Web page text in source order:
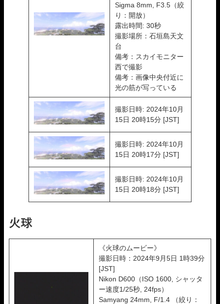
Sigma 8mm, F3.5（絞
り：開放）
露出時間: 30秒
撮影場所：石垣島天文
台
備考：スカイモニター
西で撮影
備考：画像中央付近に
光の筋が写っている
撮影日時: 2024年10月
15日 20時15分 [JST]
撮影日時: 2024年10月
15日 20時17分 [JST]
撮影日時: 2024年10月
15日 20時18分 [JST]
火球
《火球のムービー》
撮影日時：2024年9月5日 1時39分
[JST]
Nikon D600（ISO 1600, シャッタ
ー速度1/25秒, 24fps）
Samyang 24mm, F/1.4 （絞り：